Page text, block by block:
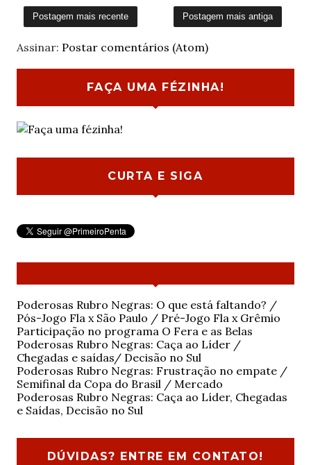
Postagem mais recente Postagem mais antiga
Assinar: Postar comentários (Atom)
FAÇA UMA FÉZINHA!
CURTA E SIGA
Poderosas Rubro Negras: O que está faltando? /
Pós-Jogo Fla x São Paulo / Pré-Jogo Fla x Grêmio
Participação no programa O Fera e as Belas
Poderosas Rubro Negras: Caça ao Líder /
Chegadas e saídas/ Decisão no Sul
Poderosas Rubro Negras: Frustração no empate /
Semifinal da Copa do Brasil / Mercado
Poderosas Rubro Negras: Caça ao Líder, Chegadas
e Saídas, Decisão no Sul
DÚVIDAS? ENTRE EM CONTATO!